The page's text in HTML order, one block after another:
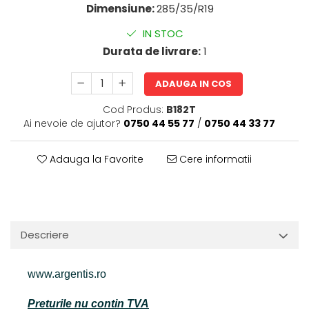
Dimensiune:285/35/R19
IN STOC
Durata de livrare:1
ADAUGA IN COS
Cod Produs: B182T
Ai nevoie de ajutor? 0750 44 55 77 / 0750 44 33 77
Adauga la Favorite Cere informatii
Descriere
www.argentis.ro
Preturile nu contin TVA